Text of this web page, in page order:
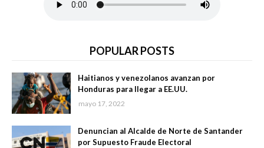
POPULAR POSTS
Haitianos y venezolanos avanzan por
Honduras para llegar a EE.UU.
mayo 17, 2022
Denuncian al Alcalde de Norte de Santander
por Supuesto Fraude Electoral